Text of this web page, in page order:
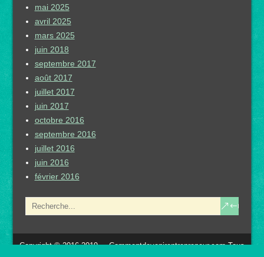
mai 2025
avril 2025
mars 2025
juin 2018
septembre 2017
août 2017
juillet 2017
juin 2017
octobre 2016
septembre 2016
juillet 2016
juin 2016
février 2016
Copyright © 2016-2019 – Commentdevenirentrepreneur.com Tous